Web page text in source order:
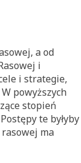
a od
i
i strategie,
powyższych
stopień
te byłyby
ma